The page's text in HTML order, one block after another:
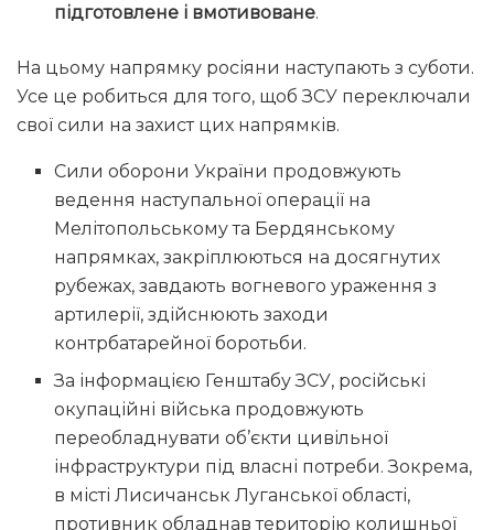
підготовлене і вмотивоване.
На цьому напрямку росіяни наступають з суботи.
Усе це робиться для того, щоб ЗСУ переключали
свої сили на захист цих напрямків.
Сили оборони України продовжують
ведення наступальної операції на
Мелітопольському та Бердянському
напрямках, закріплюються на досягнутих
рубежах, завдають вогневого ураження з
артилерії, здійснюють заходи
контрбатарейної боротьби.
За інформацією Генштабу ЗСУ, російські
окупаційні війська продовжують
переобладнувати об’єкти цивільної
інфраструктури під власні потреби. Зокрема,
в місті Лисичанськ Луганської області,
противник обладнав територію колишньої